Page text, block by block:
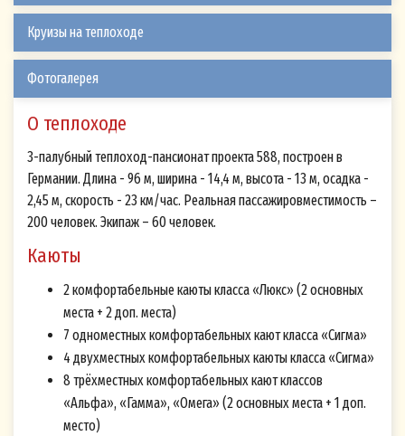
Круизы на теплоходе
Фотогалерея
О теплоходе
3-палубный теплоход-пансионат проекта 588, построен в
Германии. Длина - 96 м, ширина - 14,4 м, высота - 13 м, осадка -
2,45 м, скорость - 23 км/час. Реальная пассажировместимость –
200 человек. Экипаж – 60 человек.
Каюты
2 комфортабельные каюты класса «Люкс» (2 основных
места + 2 доп. места)
7 одноместных комфортабельных кают класса «Сигма»
4 двухместных комфортабельных каюты класса «Сигма»
8 трёхместных комфортабельных кают классов
«Альфа», «Гамма», «Омега» (2 основных места + 1 доп.
место)